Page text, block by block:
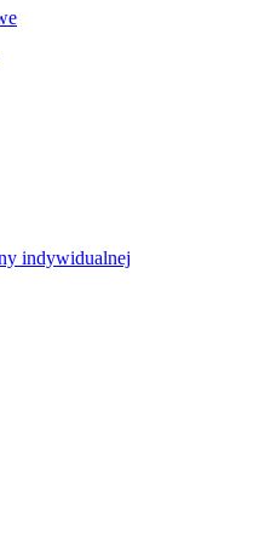
indywidualnej